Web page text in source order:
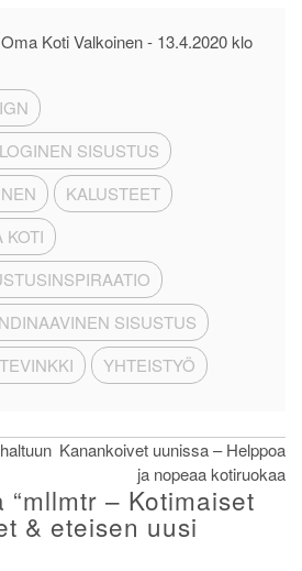
Koti Valkoinen - 13.4.2020 klo
SISUSTUS
KALUSTEET
KOTI
SISUSTUS
YHTEISTYÖ
Kanankoivet uunissa – Helppoa
ja nopeaa kotiruokaa
“mllmtr – Kotimaiset
& eteisen uusi